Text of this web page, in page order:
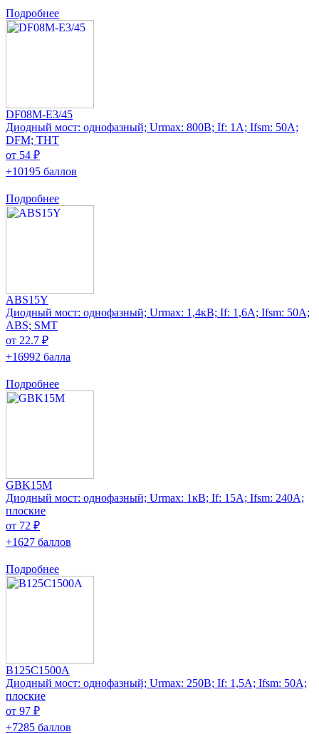
Подробнее
DF08M-E3/45
Диодный мост: однофазный; Urmax: 800В; If: 1А; Ifsm: 50А;
DFM; THT
от 54 ₽
+10195 баллов
Подробнее
ABS15Y
Диодный мост: однофазный; Urmax: 1,4кВ; If: 1,6А; Ifsm: 50А;
ABS; SMT
от 22.7 ₽
+16992 балла
Подробнее
GBK15M
Диодный мост: однофазный; Urmax: 1кВ; If: 15А; Ifsm: 240А;
плоские
от 72 ₽
+1627 баллов
Подробнее
B125C1500A
Диодный мост: однофазный; Urmax: 250В; If: 1,5А; Ifsm: 50А;
плоские
от 97 ₽
+7285 баллов